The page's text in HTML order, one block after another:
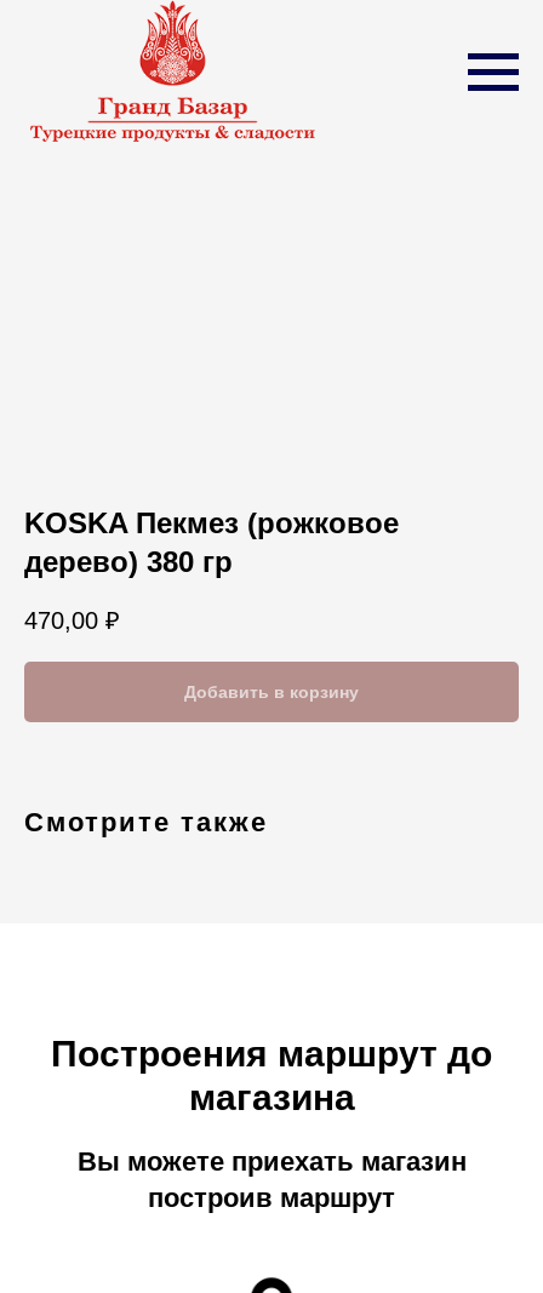
KOSKA Пекмез (рожковое
дерево) 380 гр
470,00 ₽
Добавить в корзину
Смотрите также
Построения маршрут до
магазина
Вы можете приехать магазин
построив маршрут